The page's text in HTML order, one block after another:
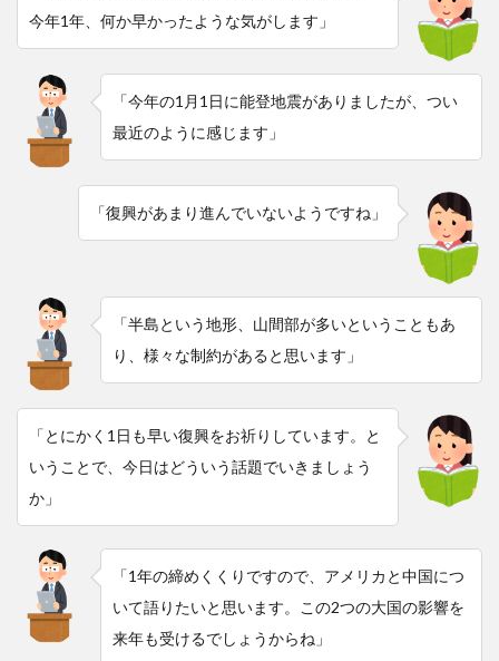
今年1年、何か早かったような気がします」
「今年の1月1日に能登地震がありましたが、つい
最近のように感じます」
「復興があまり進んでいないようですね」
「半島という地形、山間部が多いということもあ
り、様々な制約があると思います」
「とにかく1日も早い復興をお祈りしています。と
いうことで、今日はどういう話題でいきましょう
か」
「1年の締めくくりですので、アメリカと中国につ
いて語りたいと思います。この2つの大国の影響を
来年も受けるでしょうからね」